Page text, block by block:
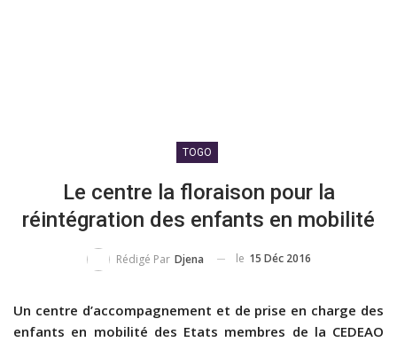
TOGO
Le centre la floraison pour la
réintégration des enfants en mobilité
Rédigé Par Djena le 15 Déc 2016
Un centre d’accompagnement et de prise en charge des
enfants en mobilité des Etats membres de la CEDEAO